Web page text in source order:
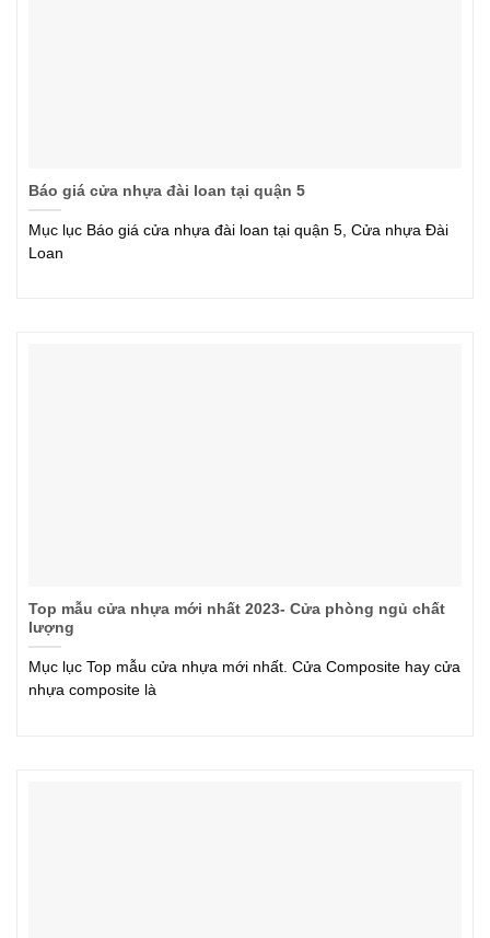
Báo giá cửa nhựa đài loan tại quận 5
Mục lục Báo giá cửa nhựa đài loan tại quận 5, Cửa nhựa Đài
Loan
Top mẫu cửa nhựa mới nhất 2023- Cửa phòng ngủ chất
lượng
Mục lục Top mẫu cửa nhựa mới nhất. Cửa Composite hay cửa
nhựa composite là